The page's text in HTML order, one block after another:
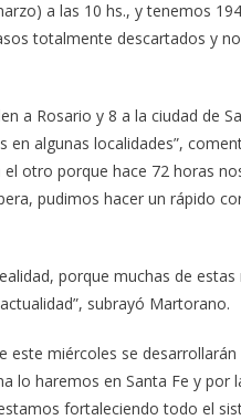
a las 10 hs., y tenemos
totalmente descartados y
a Rosario y 8 a la ciudad de
algunas localidades”,
otro porque hace 72 horas
pudimos hacer un rápido
porque muchas de
subrayó Martorano.
miércoles se
lo haremos en Santa Fe y por
fortaleciendo todo el